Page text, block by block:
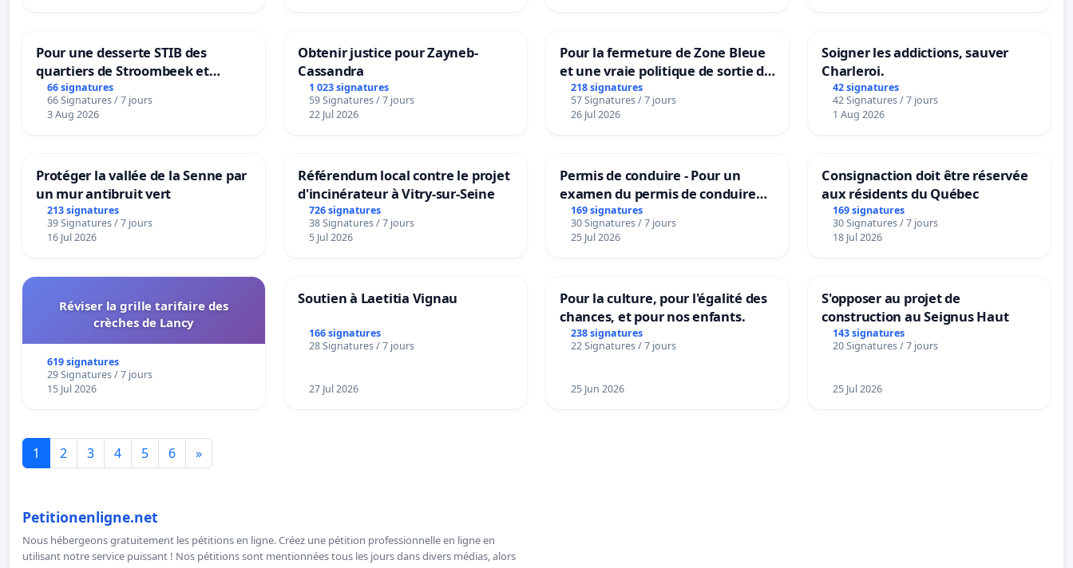
Pour une desserte STIB des
quartiers de Stroombeek et
Beauval - Voor een MIVB-
bediening van de wijken
Strombeek en Het Voor
66 signatures
66 Signatures / 7 jours
3 Aug 2026
Obtenir justice pour Zayneb-
Cassandra
1 023 signatures
59 Signatures / 7 jours
22 Jul 2026
Pour la fermeture de Zone Bleue
et une vraie politique de sortie de
la dépendance
218 signatures
57 Signatures / 7 jours
26 Jul 2026
Soigner les addictions, sauver
Charleroi.
42 signatures
42 Signatures / 7 jours
1 Aug 2026
Protéger la vallée de la Senne par
un mur antibruit vert
213 signatures
39 Signatures / 7 jours
16 Jul 2026
Référendum local contre le projet
d'incinérateur à Vitry-sur-Seine
726 signatures
38 Signatures / 7 jours
5 Jul 2026
Permis de conduire - Pour un
examen du permis de conduire
accessible dans plusieurs langues
à Bruxelles
169 signatures
30 Signatures / 7 jours
25 Jul 2026
Consignaction doit être réservée
aux résidents du Québec
169 signatures
30 Signatures / 7 jours
18 Jul 2026
Réviser la grille tarifaire des
crèches de Lancy
619 signatures
29 Signatures / 7 jours
15 Jul 2026
Soutien à Laetitia Vignau
166 signatures
28 Signatures / 7 jours
27 Jul 2026
Pour la culture, pour l'égalité des
chances, et pour nos enfants.
238 signatures
22 Signatures / 7 jours
25 Jun 2026
S'opposer au projet de
construction au Seignus Haut
143 signatures
20 Signatures / 7 jours
25 Jul 2026
1 2 3 4 5 6 »
Petitionenligne.net
Nous hébergeons gratuitement les pétitions en ligne. Créez une pétition professionnelle en ligne en
utilisant notre service puissant ! Nos pétitions sont mentionnées tous les jours dans divers médias, alors